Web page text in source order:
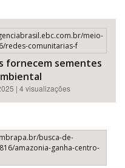
meio-
redes-comunitarias-f
fornecem sementes
| 4 visualizações
busca-de-
amazonia-ganha-centro-